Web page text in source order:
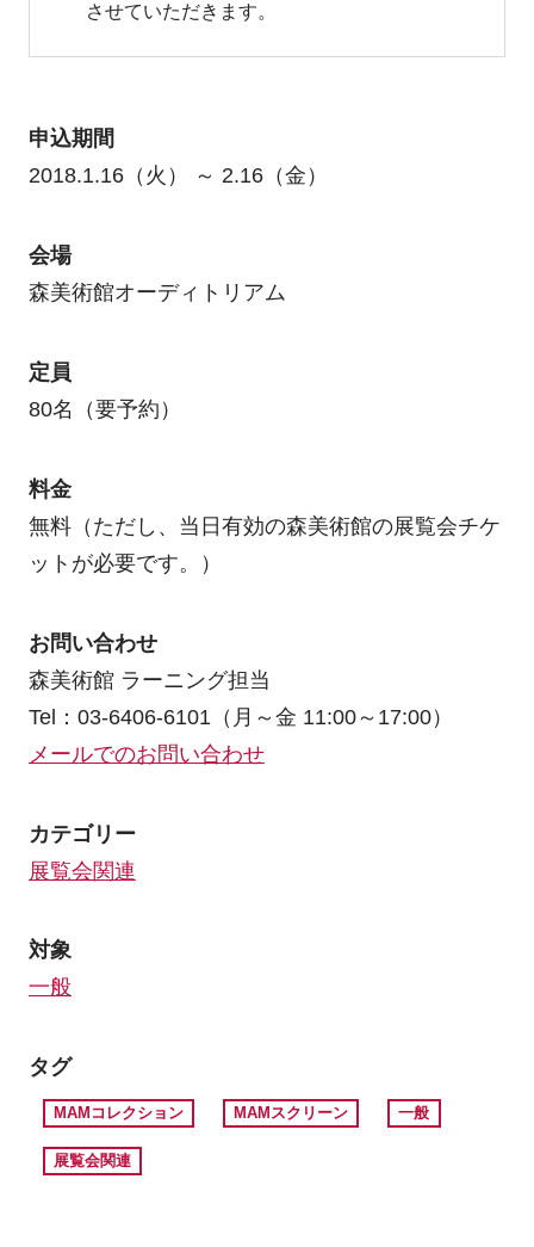
させていただきます。
申込期間
2018.1.16（火） ～ 2.16（金）
会場
森美術館オーディトリアム
定員
80名（要予約）
料金
無料（ただし、当日有効の森美術館の展覧会チケ
ットが必要です。）
お問い合わせ
森美術館 ラーニング担当
Tel：03-6406-6101（月～金 11:00～17:00）
メールでのお問い合わせ
カテゴリー
展覧会関連
対象
一般
タグ
MAMコレクション MAMスクリーン 一般
展覧会関連